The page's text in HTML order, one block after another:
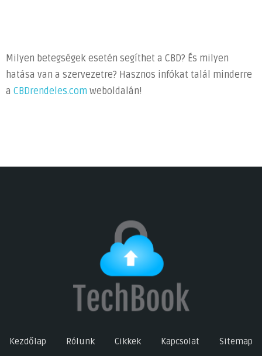
Milyen betegségek esetén segíthet a CBD? És milyen
hatása van a szervezetre? Hasznos infókat talál minderre
a CBDrendeles.com weboldalán!
Kezdőlap Rólunk Cikkek Kapcsolat Sitemap